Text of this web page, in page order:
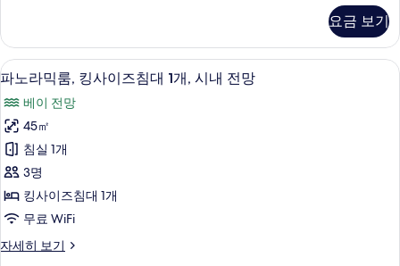
기
개
사
진
모
두
보
기
룸,
더
블
침
대
2
개
자
세
히
보
기
요금 보기
파
노
라
믹
룸,
킹
사
이
즈
이탈리아 프레떼 시트, 고급 침구, 필로
8
파노라믹룸, 킹사이즈침대 1개, 시내 전망
베이 전망
45㎡
침실 1개
3명
킹사이즈침대 1개
무료 WiFi
자세히 보기
파